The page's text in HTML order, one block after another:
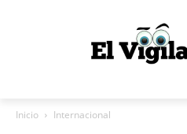
Inicio Internacional